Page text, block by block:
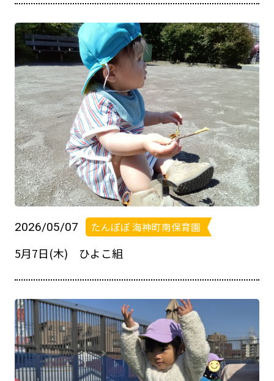
2026/05/07 たんぽぽ 海神町南保育園
5月7日(木) ひよこ組